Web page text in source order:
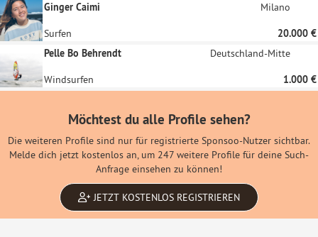
Ginger Caimi
Milano
Surfen
20.000 €
Pelle Bo Behrendt
Deutschland-Mitte
Windsurfen 1.000 €
Möchtest du alle Profile sehen?
Die weiteren Profile sind nur für registrierte Sponsoo-Nutzer sichtbar.
Melde dich jetzt kostenlos an, um 247 weitere Profile für deine Such-
Anfrage einsehen zu können!
JETZT KOSTENLOS REGISTRIEREN